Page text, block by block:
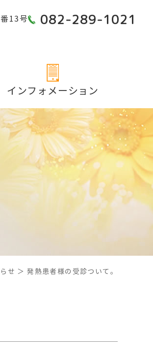
インフォメーション
13号 082-289-1021
せ ＞ 発熱患者様の受診ついて。